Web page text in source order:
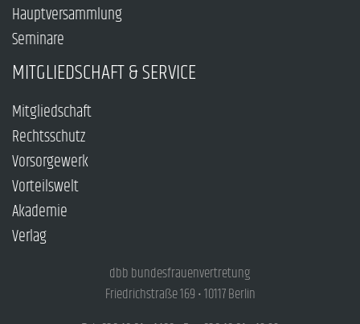
Hauptversammlung
Seminare
MITGLIEDSCHAFT & SERVICE
Mitgliedschaft
Rechtsschutz
Vorsorgewerk
Vorteilswelt
Akademie
Verlag
dbb bundesfrauenvertretung
Friedrichstraße 169 • 10117 Berlin